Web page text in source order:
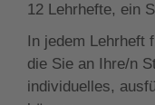
12 Lehrhefte, ein
In jedem Lehrheft
die Sie an Ihre/n
individuelles,